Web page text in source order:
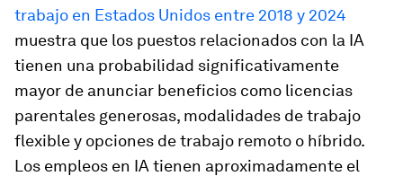
trabajo en Estados Unidos entre 2018 y 2024
muestra que los puestos relacionados con la IA
tienen una probabilidad significativamente
mayor de anunciar beneficios como licencias
parentales generosas, modalidades de trabajo
flexible y opciones de trabajo remoto o híbrido.
Los empleos en IA tienen aproximadamente el